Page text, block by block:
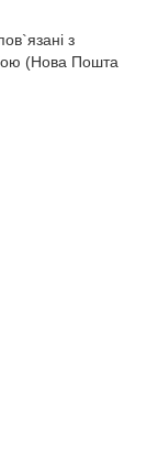
з
(Нова Пошта